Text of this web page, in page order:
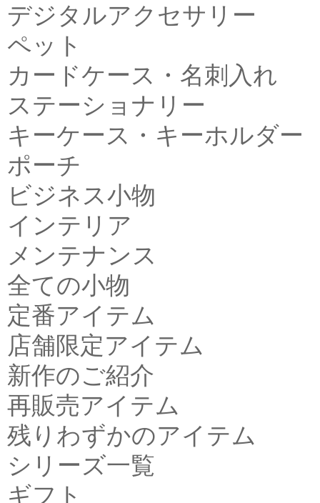
デジタルアクセサリー
ペット
カードケース・名刺入れ
ステーショナリー
キーケース・キーホルダー
ポーチ
ビジネス小物
インテリア
メンテナンス
全ての小物
定番アイテム
店舗限定アイテム
新作のご紹介
再販売アイテム
残りわずかのアイテム
シリーズ一覧
ギフト